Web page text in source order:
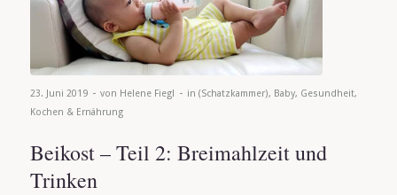
23. Juni 2019 - von Helene Fiegl - in (Schatzkammer), Baby, Gesundheit,
Kochen & Ernährung
Beikost – Teil 2: Breimahlzeit und
Trinken